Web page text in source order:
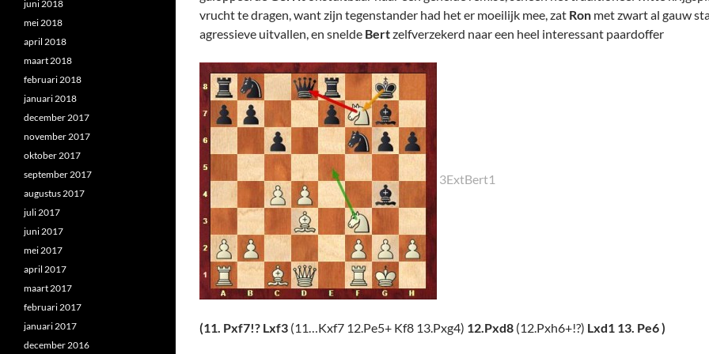
vrucht te dragen, want zijn tegenstander had het er moeilijk mee, zat Ron met zwart al gauw
agressieve uitvallen, en snelde Bertzelfverzekerd naar een heel interessant paardoffer
3ExtBert1
(11. Pxf7!? Lxf3 (11…Kxf7 12.Pe5+ Kf8 13.Pxg4) 12.Pxd8 (12.Pxh6+!?) Lxd1 13. Pe6 )
juni 2018
mei 2018
april 2018
maart 2018
februari 2018
januari 2018
december 2017
november 2017
oktober 2017
september 2017
augustus 2017
juli 2017
juni 2017
mei 2017
april 2017
maart 2017
februari 2017
januari 2017
december 2016